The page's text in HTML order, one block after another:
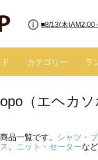
■8/13(木)AM2:00
カテゴリー ラ
（エヘカ
品一覧です。 シャツ・
ニット・セーターな